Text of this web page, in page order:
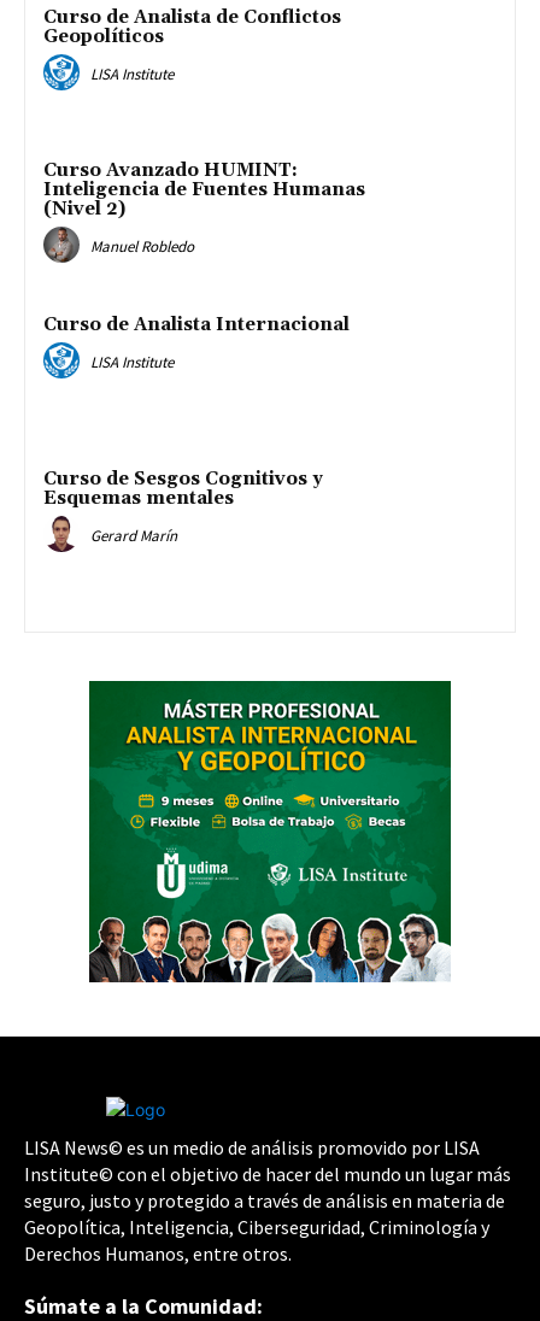
Curso de Analista de Conflictos
Geopolíticos
LISA Institute
Curso Avanzado HUMINT:
Inteligencia de Fuentes Humanas
(Nivel 2)
Manuel Robledo
Curso de Analista Internacional
LISA Institute
Curso de Sesgos Cognitivos y
Esquemas mentales
Gerard Marín
LISA News© es un medio de análisis promovido por LISA
Institute© con el objetivo de hacer del mundo un lugar más
seguro, justo y protegido a través de análisis en materia de
Geopolítica, Inteligencia, Ciberseguridad, Criminología y
Derechos Humanos, entre otros.
Súmate a la Comunidad: